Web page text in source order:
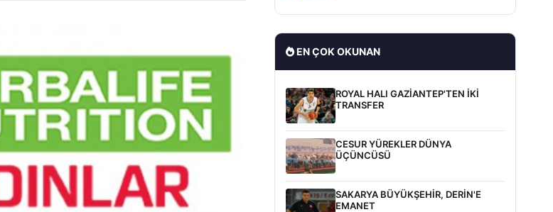
EN ÇOK OKUNAN
ROYAL HALI GAZİANTEP'TEN İKİ
TRANSFER
CESUR YÜREKLER DÜNYA
ÜÇÜNCÜSÜ
SAKARYA BÜYÜKŞEHİR, DERİN'E
EMANET